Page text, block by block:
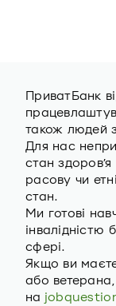
ПриватБанк
також людей з
Для нас
стан здоров’я
расову чи
стан.
Ми готові
інвалідністю
сфері.
Якщо ви
або ветерана,
на